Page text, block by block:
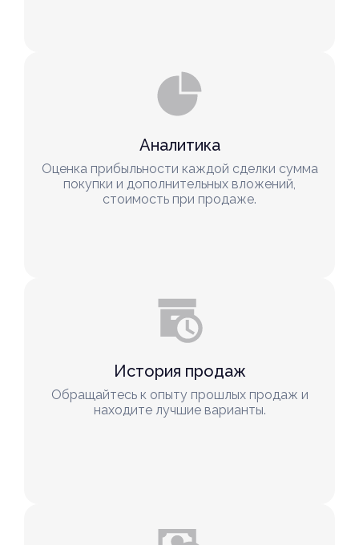
Аналитика
Оценка прибыльности каждой сделки сумма
покупки и дополнительных вложений,
стоимость при продаже.
История продаж
Обращайтесь к опыту прошлых продаж и
находите лучшие варианты.